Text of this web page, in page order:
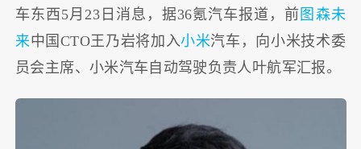
车东西5月23日消息，据36氪汽车报道，前 图森未
来中国CTO王乃岩将加入小米汽车，向小米技术委
员会主席、小米汽车自动驾驶负责人叶航军汇报。